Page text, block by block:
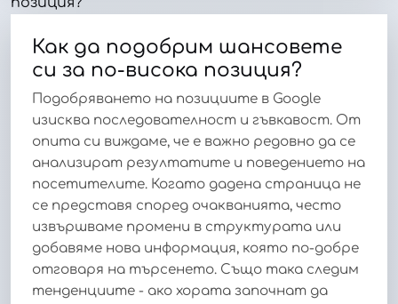
Как да подобрим шансовете
си за по-висока позиция?
Подобряването на позициите в Google
изисква последователност и гъвкавост. От
опита си виждаме, че е важно редовно да се
анализират резултатите и поведението на
посетителите. Когато дадена страница не
се представя според очакванията, често
извършваме промени в структурата или
добавяме нова информация, която по-добре
отговаря на търсенето. Също така следим
тенденциите - ако хората започнат да